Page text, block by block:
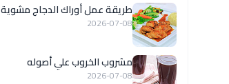
طريقة عمل أوراك الدجاج مشوية
2026-07-08
مشروب الخروب علي أصوله
2026-07-08